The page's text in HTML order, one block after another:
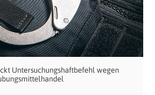
Untersuchungshaftbefehl wegen